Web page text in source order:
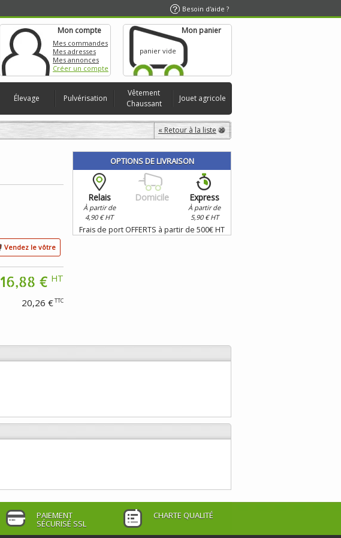
Besoin d'aide ?
Mon compte
Mes commandes
Mes adresses
Mes annonces
Créer un compte
Mon panier
panier vide
Élevage Pulvérisation
Vêtement
Chaussant
Jouet agricole
« Retour à la liste
Vendez le vôtre
16,88 € HT
20,26 €TTC
OPTIONS DE LIVRAISON
Relais
À partir de
4,90 € HT
Domicile Express
À partir de
5,90 € HT
Frais de port OFFERTS à partir de 500€ HT
PAIEMENT
SÉCURISÉ SSL
CHARTE QUALITÉ